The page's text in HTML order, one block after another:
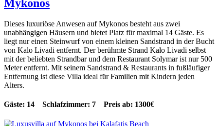
Mykonos
Dieses luxuriöse Anwesen auf Mykonos besteht aus zwei
unabhängigen Häusern und bietet Platz für maximal 14 Gäste. Es
liegt nur einen Steinwurf von einem kleinen Sandstrand in der Bucht
von Kalo Livadi entfernt. Der berühmte Strand Kalo Livadi selbst
mit der beliebten Strandbar und dem Restaurant Solymar ist nur 500
Meter entfernt. Mit seinem Sandstrand & Restaurants in fußläufiger
Entfernung ist diese Villa ideal für Familien mit Kindern jeden
Alters.
Gäste: 14 Schlafzimmer: 7 Preis ab: 1300€